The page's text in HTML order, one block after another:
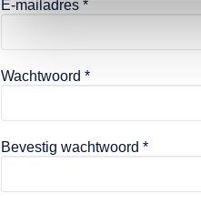
E-mailadres *
Wachtwoord *
Bevestig wachtwoord *